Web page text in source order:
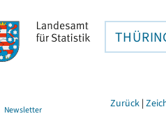
Newsletter Zurück |